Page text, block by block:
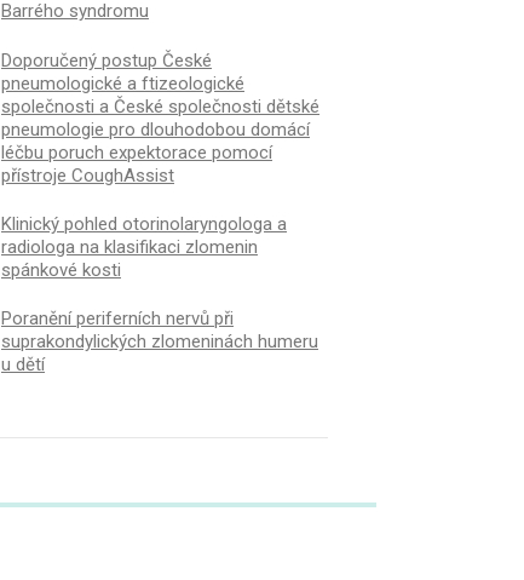
Barrého syndromu
Doporučený postup České
pneumologické a ftizeologické
společnosti a České společnosti dětské
pneumologie pro dlouhodobou domácí
léčbu poruch expektorace pomocí
přístroje CoughAssist
Klinický pohled otorinolaryngologa a
radiologa na klasifikaci zlomenin
spánkové kosti
Poranění periferních nervů při
suprakondylických zlomeninách humeru
u dětí